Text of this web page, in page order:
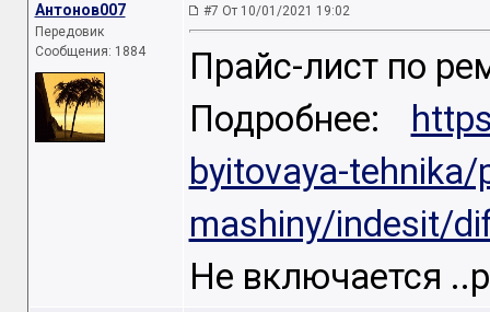
Антонов007
Передовик
Сообщения: 1884
#7 От 10/01/2021 19:02
Прайс-лист по
Подробнее:
byitovaya-
mashiny/indesit/
Не включается